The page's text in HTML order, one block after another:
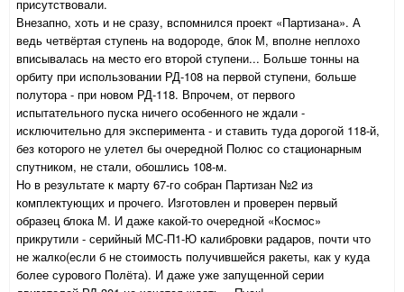
присутствовали.
Внезапно, хоть и не сразу, вспомнился проект «Партизана». А
ведь четвёртая ступень на водороде, блок М, вполне неплохо
вписывалась на место его второй ступени... Больше тонны на
орбиту при использовании РД-108 на первой ступени, больше
полутора - при новом РД-118. Впрочем, от первого
испытательного пуска ничего особенного не ждали -
исключительно для эксперимента - и ставить туда дорогой 118-й,
без которого не улетел бы очередной Полюс со стационарным
спутником, не стали, обошлись 108-м.
Но в результате к марту 67-го собран Партизан №2 из
комплектующих и прочего. Изготовлен и проверен первый
образец блока М. И даже какой-то очередной «Космос»
прикрутили - серийный МС-П1-Ю калибровки радаров, почти что
не жалко(если б не стоимость получившейся ракеты, как у куда
более сурового Полёта). И даже уже запущенной серии